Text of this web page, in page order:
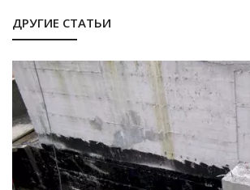
ДРУГИЕ СТАТЬИ